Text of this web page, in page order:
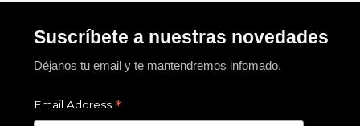
Suscríbete a nuestras novedades
Déjanos tu email y te mantendremos infomado.
Email Address *